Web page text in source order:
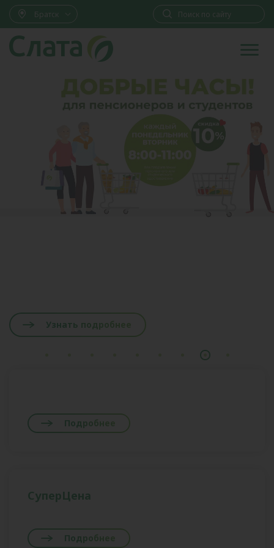
Братск
Сеть супермаркетов
Узнать подробнее
Подробнее
СуперЦена
Подробнее